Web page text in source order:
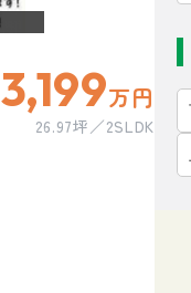
3,199万円
26.97坪 2SLDK